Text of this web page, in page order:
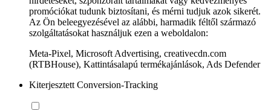
promóciókat tudunk biztosítani, és mérni tudjuk azok sikerét.
Az Ön beleegyezésével az alábbi, harmadik féltől származó
szolgáltatásokat használjuk ezen a weboldalon:
Meta-Pixel, Microsoft Advertising, creativecdn.com
(RTBHouse), Kattintásalapú termékajánlások, Ads Defender
Kiterjesztett Conversion-Tracking